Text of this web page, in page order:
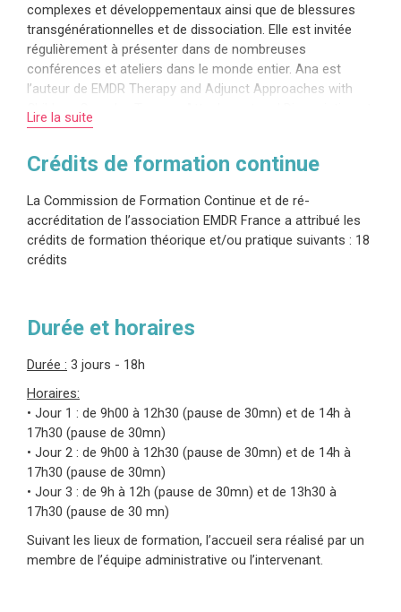
complexes et développementaux ainsi que de blessures
transgénérationnelles et de dissociation. Elle est invitée
régulièrement à présenter dans de nombreuses
conférences et ateliers dans le monde entier. Ana est
l’auteur de EMDR Therapy and Adjunct Approaches with
Children: Complex Trauma, Attachment and Dissociation et
de plusieurs livres, chapitres de livres et articles sur
adolescents. Elle a été formée comme formatrice EMDR
l’utilisation de la thérapie EMDR avec les enfants et a
contribué dans son dernier livre à la section sur les
enfants. Ana a développé de nombreux programmes et
protocoles intensifs, dont le « EMDR-Sandtray Protocol »
Attachment Bond »
En savoir plus sur Ana Gomez
Lire la suite
Crédits de formation continue
La Commission de Formation Continue et de ré-
accréditation de l’association EMDR France a attribué les
crédits de formation théorique et/ou pratique suivants : 18
crédits
Durée et horaires
Durée : 3 jours - 18h
Horaires:
• Jour 1 : de 9h00 à 12h30 (pause de 30mn) et de 14h à
17h30 (pause de 30mn)
• Jour 2 : de 9h00 à 12h30 (pause de 30mn) et de 14h à
17h30 (pause de 30mn)
• Jour 3 : de 9h à 12h (pause de 30mn) et de 13h30 à
17h30 (pause de 30 mn)
Suivant les lieux de formation, l’accueil sera réalisé par un
membre de l’équipe administrative ou l’intervenant.